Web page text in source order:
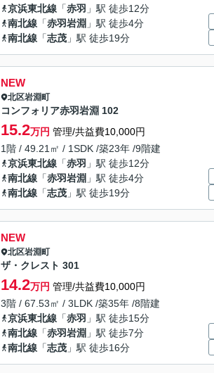
京浜東北線 「赤羽 」駅 徒歩12分
南北線 「赤羽岩淵 」駅 徒歩4分
南北線 「志茂 」駅 徒歩19分
NEW
北区岩淵町
コンフォリア赤羽岩淵 102
15.2万円 管理/共益費10,000円
1階 / 49.21㎡ / 1SDK /築23年 /9階建
京浜東北線 「赤羽 」駅 徒歩12分
南北線 「赤羽岩淵 」駅 徒歩4分
南北線 「志茂 」駅 徒歩19分
NEW
北区岩淵町
ザ・クレスト 301
14.2万円 管理/共益費10,000円
3階 / 67.53㎡ / 3LDK /築35年 /8階建
京浜東北線 「赤羽 」駅 徒歩15分
南北線 「赤羽岩淵 」駅 徒歩7分
南北線 「志茂 」駅 徒歩16分